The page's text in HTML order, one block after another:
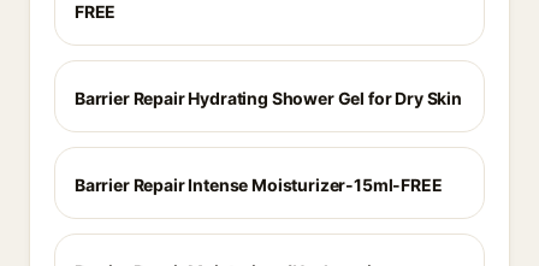
FREE
Barrier Repair Hydrating Shower Gel for Dry Skin
Barrier Repair Intense Moisturizer-15ml-FREE